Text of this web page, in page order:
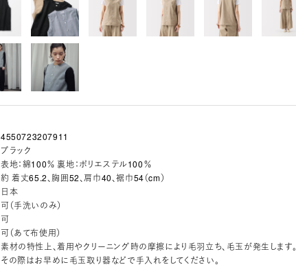
4550723207911
ブラック
表地：綿100％ 裏地：ポリエステル100％
約 着丈65.2、胸囲52、肩巾40、裾巾54（cm）
日本
可（手洗いのみ）
可
可（あて布使用）
素材の特性上、着用やクリーニング時の摩擦により毛羽立ち、毛玉が発生します
その際はお早めに毛玉取り器などで手入れをしてください。